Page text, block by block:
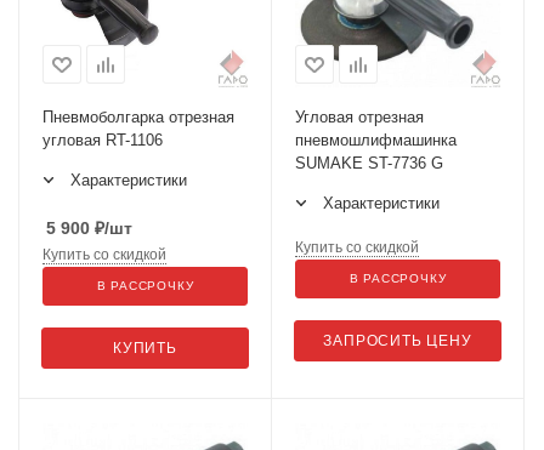
Пневмоболгарка отрезная
угловая RT-1106
Характеристики
5 900 ₽/шт
КУПИТЬ
Купить со скидкой
В РАССРОЧКУ
Угловая отрезная
пневмошлифмашинка
SUMAKE ST-7736 G
Характеристики
ЗАПРОСИТЬ ЦЕНУ
Купить со скидкой
В РАССРОЧКУ